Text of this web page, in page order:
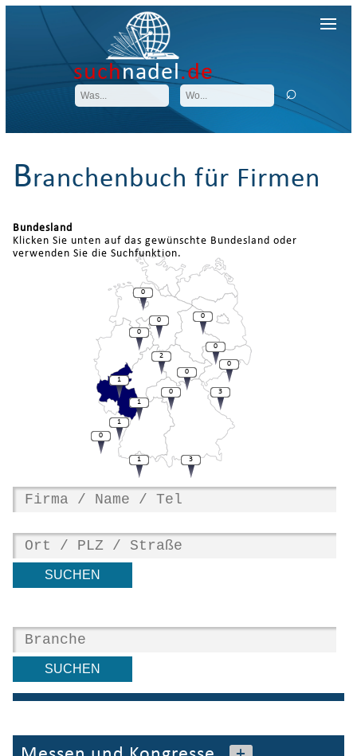
suchnadel.de
Branchenbuch für Firmen
Bundesland
Klicken Sie unten auf das gewünschte Bundesland oder
verwenden Sie die Suchfunktion.
3
0
1
0
0
0
0
0
0
2
0
1
1
1
0
3